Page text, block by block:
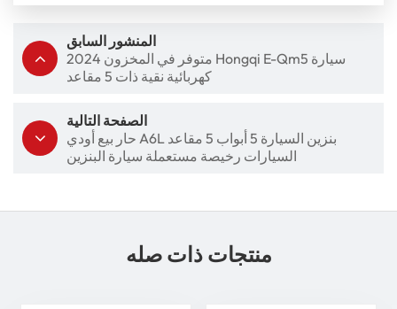
المنشور السابق
2024 متوفر في المخزون Hongqi E-Qm5 سيارة
كهربائية نقية ذات 5 مقاعد
الصفحة التالية
حار بيع أودي A6L بنزين السيارة 5 أبواب 5 مقاعد
السيارات رخيصة مستعملة سيارة البنزين
منتجات ذات صله